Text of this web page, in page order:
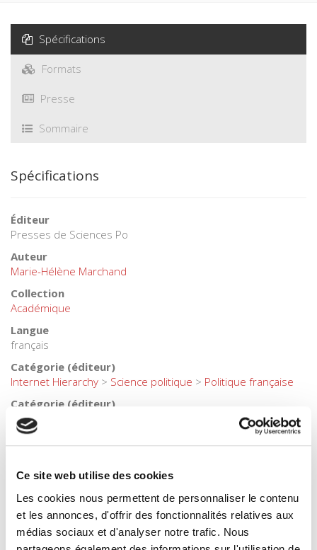
Ce site web utilise des cookies
Les cookies nous permettent de personnaliser le contenu
et les annonces, d'offrir des fonctionnalités relatives aux
médias sociaux et d'analyser notre trafic. Nous
Spécifications
Formats
Presse
Sommaire
Spécifications
Éditeur
Presses de Sciences Po
Auteur
Marie-Hélène Marchand
Collection
Académique
Langue
français
Catégorie (éditeur)
Internet Hierarchy > Science politique > Politique française
Catégorie (éditeur)
Internet Hierarchy
Code publique Onix
06 Professionnel et académique
CLIL (Version 2013-2019 )
3283 SCIENCES POLITIQUES